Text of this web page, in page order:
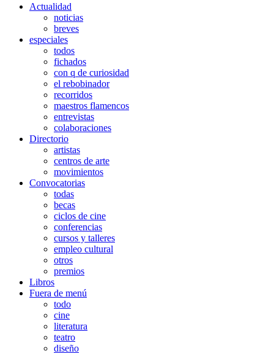
Actualidad
noticias
breves
especiales
todos
fichados
con q de curiosidad
el rebobinador
recorridos
maestros flamencos
entrevistas
colaboraciones
Directorio
artistas
centros de arte
movimientos
Convocatorias
todas
becas
ciclos de cine
conferencias
cursos y talleres
empleo cultural
otros
premios
Libros
Fuera de menú
todo
cine
literatura
teatro
diseño